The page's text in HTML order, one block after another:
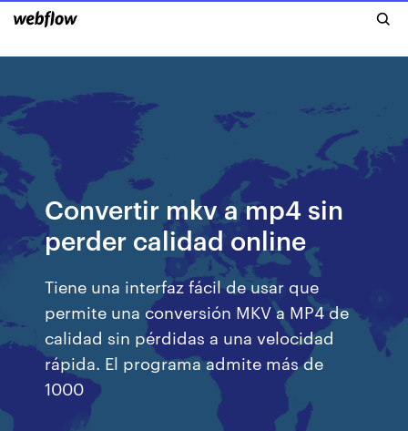
Convertir mkv a mp4 sin
perder calidad online
Tiene una interfaz fácil de usar que
permite una conversión MKV a MP4 de
calidad sin pérdidas a una velocidad
rápida. El programa admite más de
1000